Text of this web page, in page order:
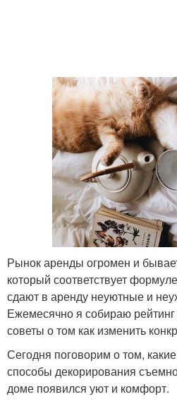
Рынок аренды огромен и
который соответствует
сдают в аренду неуютные и
Ежемесячно я собираю рейтинг
советы о том как изменить
Сегодня поговорим о том,
способы декорирования
доме появился уют и комфорт.